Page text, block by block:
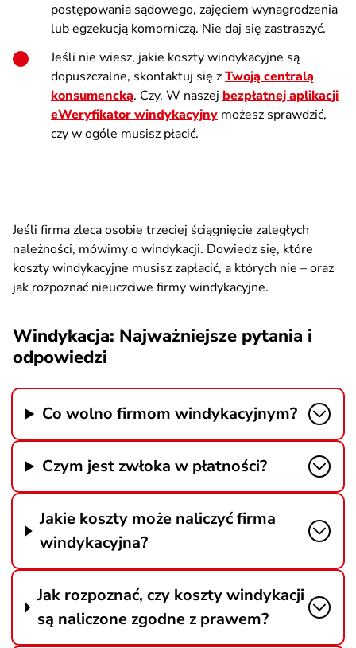
postępowania sądowego, zajęciem wynagrodzenia
lub egzekucją komorniczą. Nie daj się zastraszyć.
Jeśli nie wiesz, jakie koszty windykacyjne są
dopuszczalne, skontaktuj się zTwoją centralą
konsumencką. Czy, W naszej bezpłatnej aplikacji
eWeryfikator windykacyjny możesz sprawdzić,
czy w ogóle musisz płacić.
Jeśli firma zleca osobie trzeciej ściągnięcie zaległych
należności, mówimy o windykacji. Dowiedz się, które
koszty windykacyjne musisz zapłacić, a których nie – oraz
jak rozpoznać nieuczciwe firmy windykacyjne.
Windykacja: Najważniejsze pytania i
odpowiedzi
Co wolno firmom windykacyjnym?
Czym jest zwłoka w płatności?
Jakie koszty może naliczyć firma
windykacyjna?
Jak rozpoznać, czy koszty windykacji
są naliczone zgodne z prawem?